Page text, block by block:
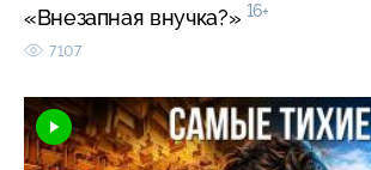
«Внезапная внучка?» 16+
7107